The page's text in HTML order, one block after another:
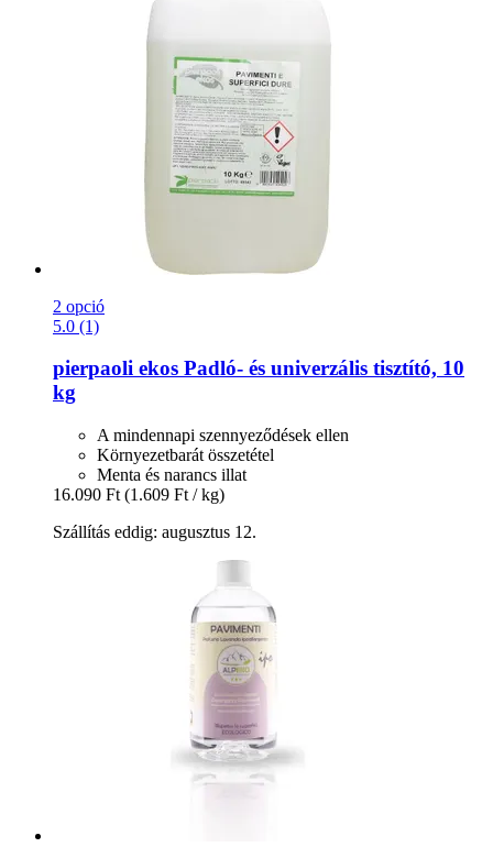
2 opció
5.0 (1)
pierpaoli ekos Padló-​ és univerzális tisztító, 10
kg
A mindennapi szennyeződések ellen
Környezetbarát összetétel
Menta és narancs illat
16.090 Ft (1.609 Ft / kg)
Szállítás eddig: augusztus 12.